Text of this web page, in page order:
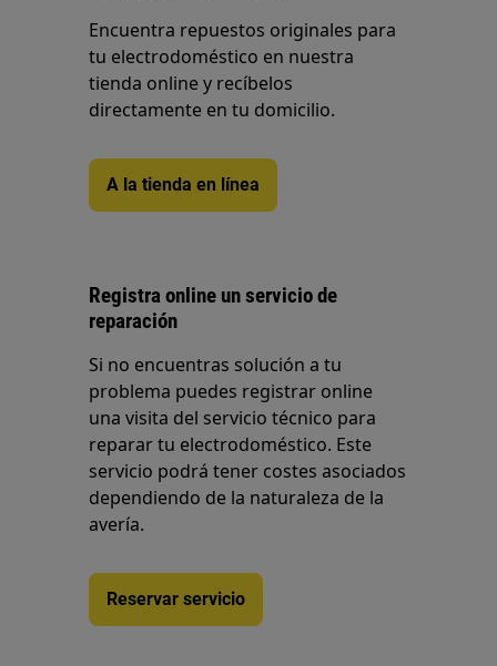
Encuentra repuestos originales para
tu electrodoméstico en nuestra
tienda online y recíbelos
directamente en tu domicilio.
A la tienda en línea
Registra online un servicio de
reparación
Si no encuentras solución a tu
problema puedes registrar online
una visita del servicio técnico para
reparar tu electrodoméstico. Este
servicio podrá tener costes asociados
dependiendo de la naturaleza de la
avería.
Reservar servicio